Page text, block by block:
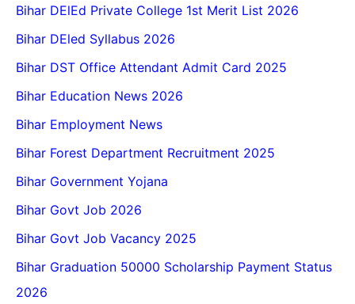
Bihar DElEd Private College 1st Merit List 2026
Bihar DEled Syllabus 2026
Bihar DST Office Attendant Admit Card 2025
Bihar Education News 2026
Bihar Employment News
Bihar Forest Department Recruitment 2025
Bihar Government Yojana
Bihar Govt Job 2026
Bihar Govt Job Vacancy 2025
Bihar Graduation 50000 Scholarship Payment Status
2026